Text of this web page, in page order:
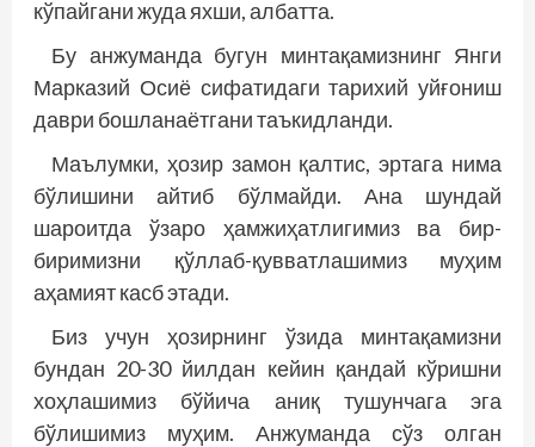
кўпайгани жуда яхши, албатта.
Бу анжуманда бугун минтақамизнинг Янги
Марказий Осиё сифатидаги тарихий уйғониш
даври бошланаётгани таъкидланди.
Маълумки, ҳозир замон қалтис, эртага нима
бўлишини айтиб бўлмайди. Ана шундай
шароитда ўзаро ҳамжиҳатлигимиз ва бир-
биримизни қўллаб-қувватлашимиз муҳим
аҳамият касб этади.
Биз учун ҳозирнинг ўзида минтақамизни
бундан 20-30 йилдан кейин қандай кўришни
хоҳлашимиз бўйича аниқ тушунчага эга
бўлишимиз муҳим. Анжуманда сўз олган